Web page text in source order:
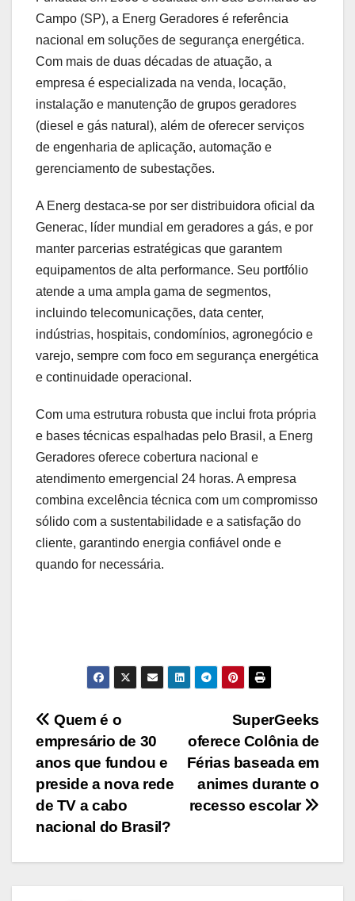
Campo (SP), a Energ Geradores é referência
nacional em soluções de segurança energética.
Com mais de duas décadas de atuação, a
empresa é especializada na venda, locação,
instalação e manutenção de grupos geradores
(diesel e gás natural), além de oferecer serviços
de engenharia de aplicação, automação e
gerenciamento de subestações.
A Energ destaca-se por ser distribuidora oficial da
Generac, líder mundial em geradores a gás, e por
manter parcerias estratégicas que garantem
equipamentos de alta performance. Seu portfólio
atende a uma ampla gama de segmentos,
incluindo telecomunicações, data center,
indústrias, hospitais, condomínios, agronegócio e
varejo, sempre com foco em segurança energética
e continuidade operacional.
Com uma estrutura robusta que inclui frota própria
e bases técnicas espalhadas pelo Brasil, a Energ
Geradores oferece cobertura nacional e
atendimento emergencial 24 horas. A empresa
combina excelência técnica com um compromisso
sólido com a sustentabilidade e a satisfação do
cliente, garantindo energia confiável onde e
quando for necessária.
Navegação
de
Post
SuperGeeks
oferece Colônia de
Férias baseada em
animes durante o
recesso escolar
Quem é o
empresário de 30
anos que fundou e
preside a nova rede
de TV a cabo
nacional do Brasil?